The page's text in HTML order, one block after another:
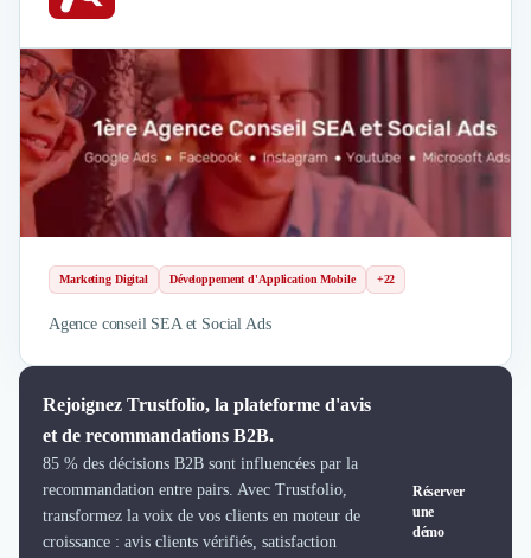
Marketing Digital Développement d'Application Mobile +22
Agence conseil SEA et Social Ads
Rejoignez Trustfolio, la plateforme d'avis
et de recommandations B2B.
85 % des décisions B2B sont influencées par la
recommandation entre pairs. Avec Trustfolio,
transformez la voix de vos clients en moteur de
croissance : avis clients vérifiés, satisfaction
Réserver
une
démo